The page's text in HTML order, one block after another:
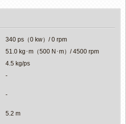
340 ps（0 kw）/ 0 rpm
51.0 kg･m（500 N･m）/ 4500 rpm
4.5 kg/ps
-
-
5.2 m